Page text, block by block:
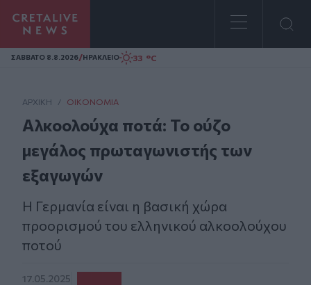
Homepage
ΣAΒΒΑΤΟ 8.8.2026/ΗΡΑΚΛΕΙΟ 33 °C
ΑΡΧΙΚΗ / ΟΙΚΟΝΟΜΊΑ
Αλκοολούχα ποτά: Το ούζο
μεγάλος πρωταγωνιστής των
εξαγωγών
Η Γερμανία είναι η βασική χώρα
προορισμού του ελληνικού αλκοολούχου
ποτού
17.05.2025